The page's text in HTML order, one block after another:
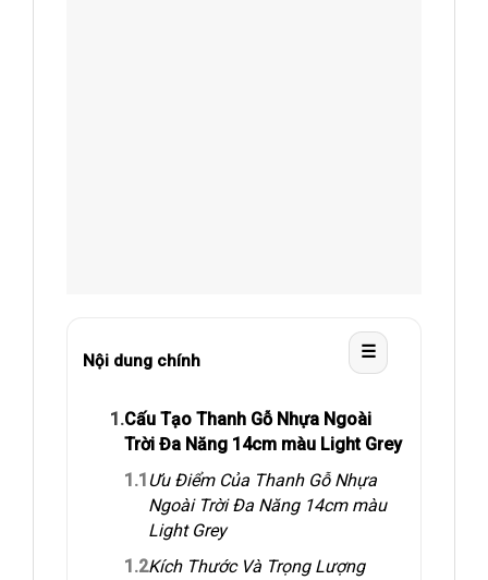
Nội dung chính ☰
1.Cấu Tạo Thanh Gỗ Nhựa Ngoài
Trời Đa Năng 14cm màu Light Grey
1.1 Ưu Điểm Của Thanh Gỗ Nhựa
Ngoài Trời Đa Năng 14cm màu
Light Grey
1.2Kích Thước Và Trọng Lượng